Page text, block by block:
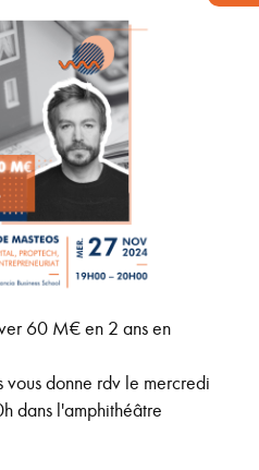
60 M€ en 2 ans en
donne rdv le mercredi
dans l'amphithéâtre